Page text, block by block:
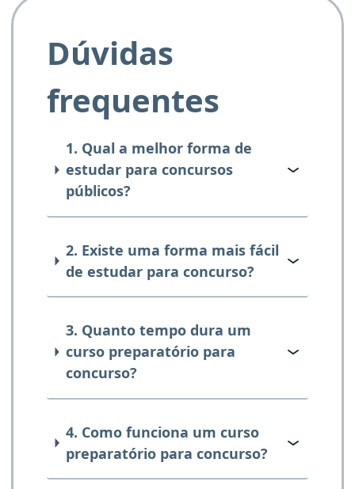
Dúvidas
frequentes
1. Qual a melhor forma de
estudar para concursos
públicos?
2. Existe uma forma mais fácil
de estudar para concurso?
3. Quanto tempo dura um
curso preparatório para
concurso?
4. Como funciona um curso
preparatório para concurso?